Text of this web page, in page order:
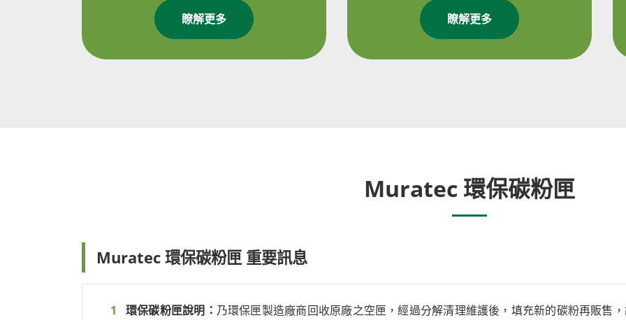
瞭解更多 瞭解更多
Muratec 環保碳粉匣
Muratec 環保碳粉匣 重要訊息
環保碳粉匣說明： 乃環保匣製造廠商回收原廠之空匣，經過分解清理維護後，填充新的碳粉再販售